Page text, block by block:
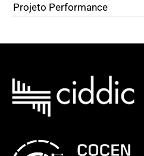
Projeto Performance